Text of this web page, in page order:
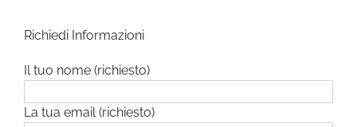
Richiedi Informazioni
Il tuo nome (richiesto)
La tua email (richiesto)